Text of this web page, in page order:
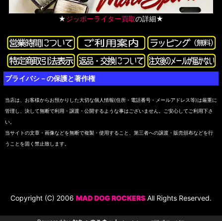
★ジッポーライター買取の詳細★
プライバシ－の保護と著作権
当店は、お客様からお預かりした大切な個人情報(住所・電話番号・メールアドレス等)は厳重に
管理し、決して無断で利用・譲渡・公開するような事はございません。ご安心してご利用下さ
い。
当サイトの文章・画像などを無断で複製・使用すること、第三者への譲渡・販売頒布などを行
うことを固く禁止致します。
Copyright (C) 2006 MAD DOG ROCKERS All Rights Reserved.